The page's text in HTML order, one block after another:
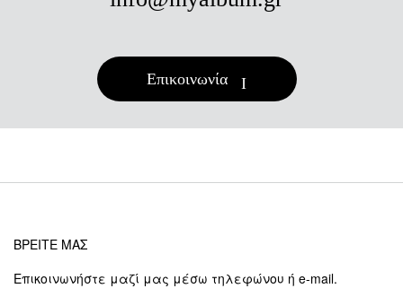
Επικοινωνία
ΒΡΕΙΤΕ ΜΑΣ
Επικοινωνήστε μαζί μας μέσω τηλεφώνου ή e-mail.